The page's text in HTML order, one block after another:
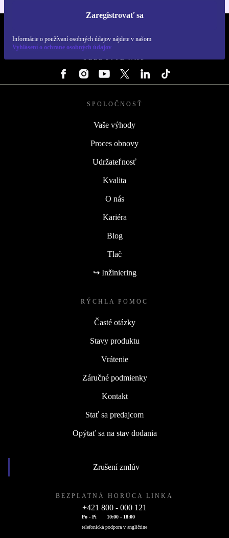
Zaregistrovať sa
Informácie o používaní osobných údajov nájdete v našom
Vyhlásení o ochrane osobných údajov
SLEDUJTE NÁS
SPOLOČNOSŤ
Vaše výhody
Proces obnovy
Udržateľnosť
Kvalita
O nás
Kariéra
Blog
Tlač
↪ Inžiniering
RÝCHLA POMOC
Časté otázky
Stavy produktu
Vrátenie
Záručné podmienky
Kontakt
Stať sa predajcom
Opýtať sa na stav dodania
Zrušení zmlúv
BEZPLATNÁ HORÚCA LINKA
+421 800 - 000 121
Po - Pi
10:00 - 18:00
telefonická podpora v angličtine